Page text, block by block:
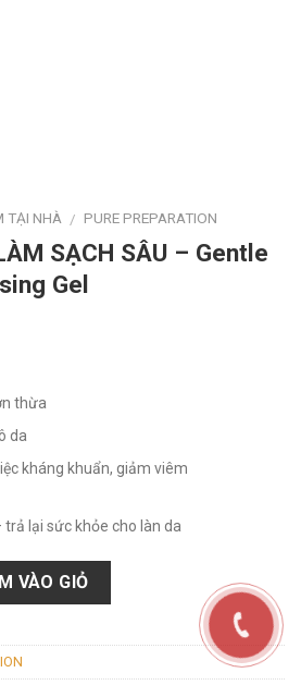
TẠI NHÀ / PURE PREPARATION
SẠCH SÂU – Gentle
Gel
thừa
da
kháng khuẩn, giảm viêm
trả lại sức khỏe cho làn da
VÀO GIỎ